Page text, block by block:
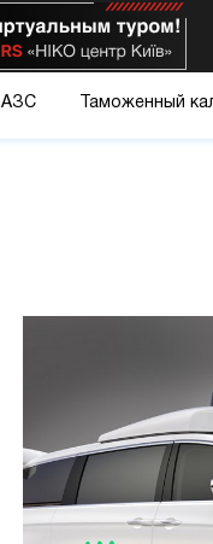
АЗС Таможенный